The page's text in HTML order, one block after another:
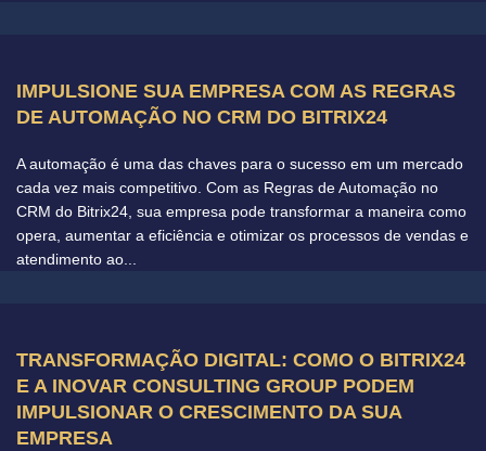
IMPULSIONE SUA EMPRESA COM AS REGRAS
DE AUTOMAÇÃO NO CRM DO BITRIX24
A automação é uma das chaves para o sucesso em um mercado
cada vez mais competitivo. Com as Regras de Automação no
CRM do Bitrix24, sua empresa pode transformar a maneira como
opera, aumentar a eficiência e otimizar os processos de vendas e
atendimento ao...
TRANSFORMAÇÃO DIGITAL: COMO O BITRIX24
E A INOVAR CONSULTING GROUP PODEM
IMPULSIONAR O CRESCIMENTO DA SUA
EMPRESA